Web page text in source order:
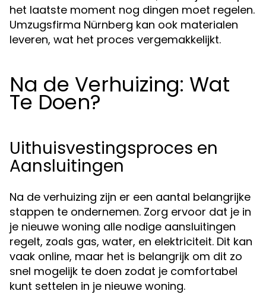
het laatste moment nog dingen moet regelen.
Umzugsfirma Nürnberg kan ook materialen
leveren, wat het proces vergemakkelijkt.
Na de Verhuizing: Wat
Te Doen?
Uithuisvestingsproces en
Aansluitingen
Na de verhuizing zijn er een aantal belangrijke
stappen te ondernemen. Zorg ervoor dat je in
je nieuwe woning alle nodige aansluitingen
regelt, zoals gas, water, en elektriciteit. Dit kan
vaak online, maar het is belangrijk om dit zo
snel mogelijk te doen zodat je comfortabel
kunt settelen in je nieuwe woning.